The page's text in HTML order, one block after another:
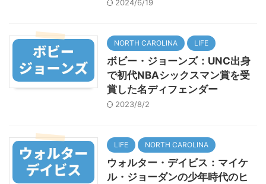
2024/6/19
NORTH CAROLINA LIFE
ボビー・ジョーンズ：UNC出身
で初代NBAシックスマン賞を受
賞した名ディフェンダー
2023/8/2
LIFE NORTH CAROLINA
ウォルター・デイビス：マイケ
ル・ジョーダンの少年時代のヒ